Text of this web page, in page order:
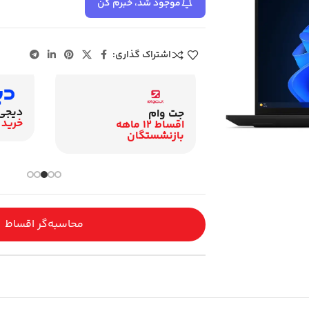
موجود شد، خبرم کن
اشتراک گذاری:
اقساط 12 ماهه
جت وام
اقساط 12 ماهه
بازنشستگان
محاسبه‌گر اقساط